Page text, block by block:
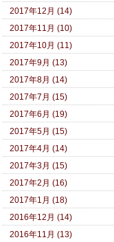
2017年12月 (14)
2017年11月 (10)
2017年10月 (11)
2017年9月 (13)
2017年8月 (14)
2017年7月 (15)
2017年6月 (19)
2017年5月 (15)
2017年4月 (14)
2017年3月 (15)
2017年2月 (16)
2017年1月 (18)
2016年12月 (14)
2016年11月 (13)